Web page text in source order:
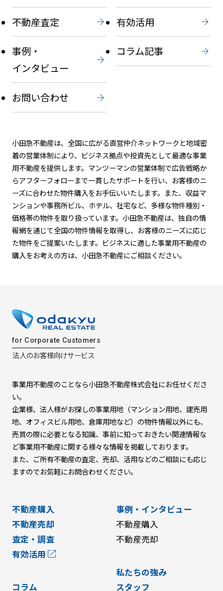
不動産査定 有効活用
事例・
インタビュー
コラム記事
お問い合わせ
小田急不動産は、全国に広がる直営仲介ネットワークと地域密
着の営業体制により、ビジネス拠点や投資先として最適な事業
用不動産を提供します。マンツーマンの営業体制で広告戦略か
らアフターフォローまで一貫したサポートを行い、お客様のニ
ーズに合わせた物件購入をお手伝いいたします。また、収益マ
ンションや事務所ビル、ホテル、社宅など、多様な物件種別・
価格帯の物件を取り扱っています。小田急不動産は、独自の情
報網を通じて全国の物件情報を取得し、お客様のニーズに応じ
た物件をご提案いたします。ビジネスに適した事業用不動産の
購入をお考えの方は、小田急不動産にご相談ください。
for Corporate Customers
法人のお客様向けサービス
事業用不動産のことなら小田急不動産株式会社にお任せくださ
い。
企業様、法人様がお探しの事業用地（マンション用地、建売用
地、オフィスビル用地、倉庫用地など）の物件情報以外にも、
売買の際に必要となる知識、事前に知っておきたい関連情報な
ど事業用不動産に関する様々な情報を掲載しております。
また、ご所有不動産の査定、売却、活用などのご相談にも応じ
ますのでお気軽にお問合わせください。
不動産購入
不動産売却
査定・調査
有効活用
コラム
事例・インタビュー
不動産購入
不動産売却
私たちの強み
スタッフ